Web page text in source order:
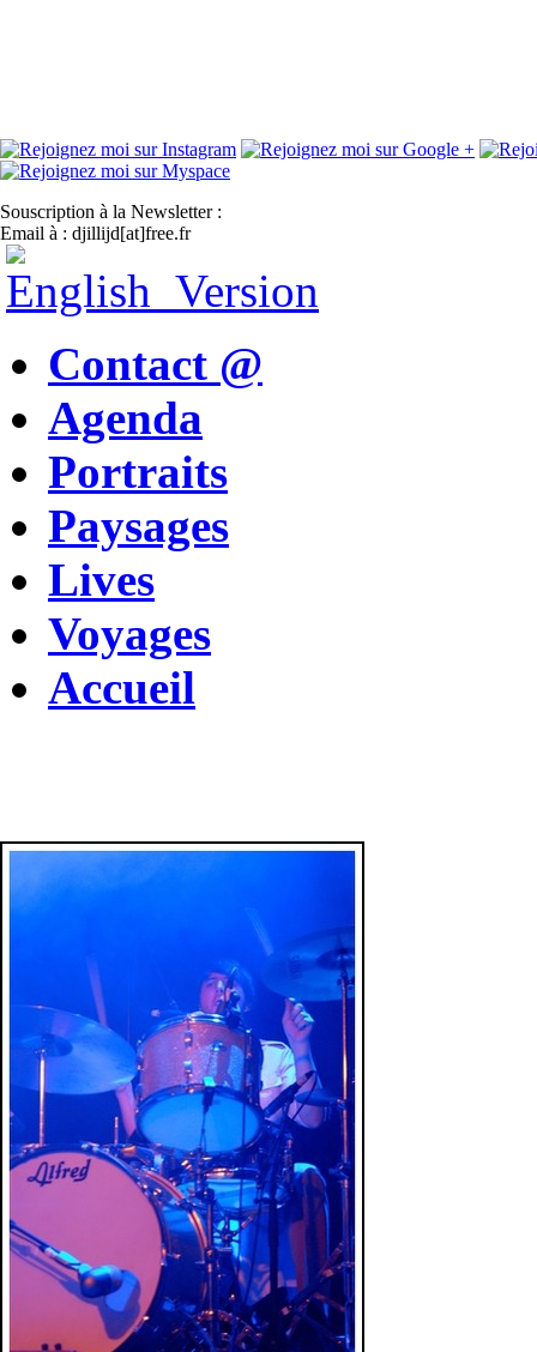
Souscription à la Newsletter :
Email à : djillijd[at]free.fr
Contact @
Agenda
Portraits
Paysages
Lives
Voyages
Accueil